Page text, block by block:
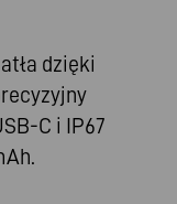
dzięki
C i IP67